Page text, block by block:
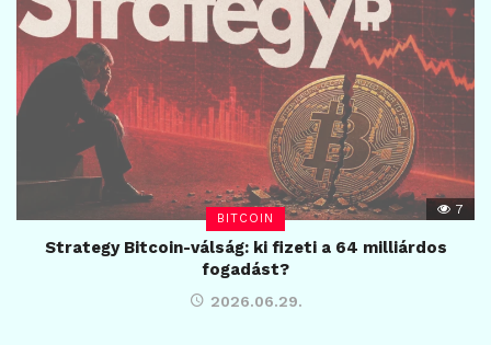
BITCOIN
7
Strategy Bitcoin-válság: ki fizeti a 64 milliárdos
fogadást?
2026.06.29.